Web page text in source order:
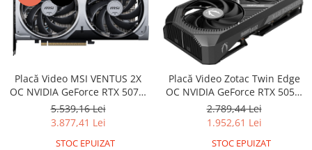
Placă Video MSI VENTUS 2X
OC NVIDIA GeForce RTX 5070,
12 GB GDDR7, PCIe 5.0, 192
bit, Black
5.539,16 Lei
3.877,41 Lei
STOC EPUIZAT
Placă Video Zotac Twin Edge
OC NVIDIA GeForce RTX 5050,
8 GB GDDR6, PCIe x8 5.0, 128
bit, Black
2.789,44 Lei
1.952,61 Lei
STOC EPUIZAT